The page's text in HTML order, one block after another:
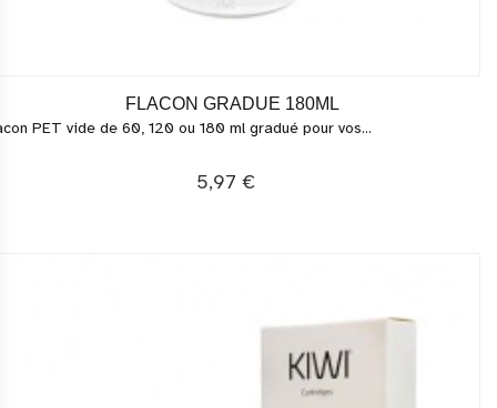
FLACON GRADUE 180ML
PET vide de 60, 120 ou 180 ml gradué pour vos...
5,97 €